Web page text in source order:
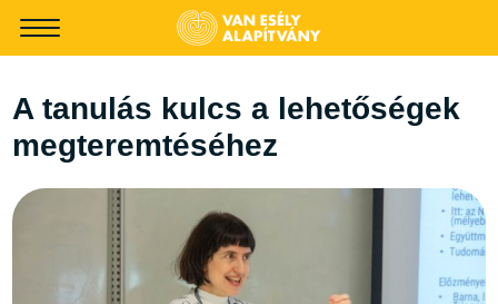
-->
A tanulás kulcs a lehetőségek
megteremtéséhez